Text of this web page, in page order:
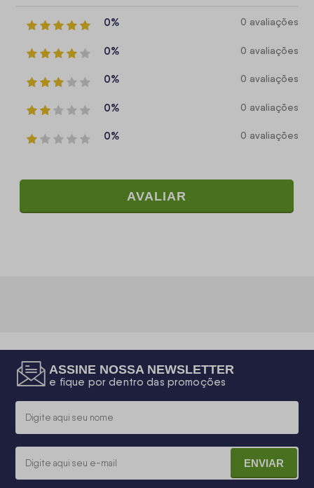
0% 0 avaliações
0% 0 avaliações
0% 0 avaliações
0% 0 avaliações
0% 0 avaliações
AVALIAR
ASSINE NOSSA NEWSLETTER
e fique por dentro das promoções
ENVIAR